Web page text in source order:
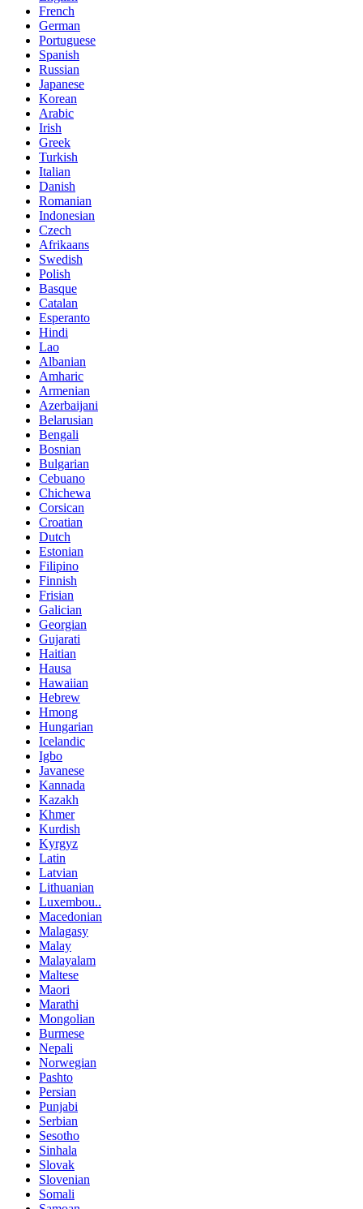
French
German
Portuguese
Spanish
Russian
Japanese
Korean
Arabic
Irish
Greek
Turkish
Italian
Danish
Romanian
Indonesian
Czech
Afrikaans
Swedish
Polish
Basque
Catalan
Esperanto
Hindi
Lao
Albanian
Amharic
Armenian
Azerbaijani
Belarusian
Bengali
Bosnian
Bulgarian
Cebuano
Chichewa
Corsican
Croatian
Dutch
Estonian
Filipino
Finnish
Frisian
Galician
Georgian
Gujarati
Haitian
Hausa
Hawaiian
Hebrew
Hmong
Hungarian
Icelandic
Igbo
Javanese
Kannada
Kazakh
Khmer
Kurdish
Kyrgyz
Latin
Latvian
Lithuanian
Luxembou..
Macedonian
Malagasy
Malay
Malayalam
Maltese
Maori
Marathi
Mongolian
Burmese
Nepali
Norwegian
Pashto
Persian
Punjabi
Serbian
Sesotho
Sinhala
Slovak
Slovenian
Somali